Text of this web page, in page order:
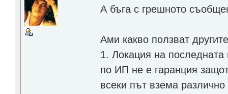
А бъга с грешното
Ами какво ползват
1. Локация на последната
по ИП не е гаранция
всеки път взема